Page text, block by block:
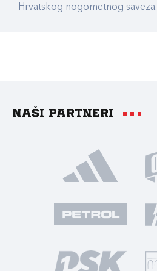
Hrvatskog nogometnog saveza.
Naši partneri